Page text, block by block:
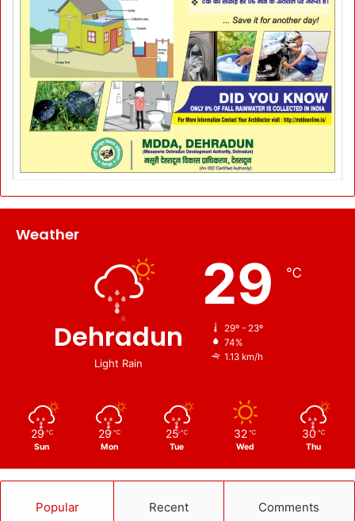
Weather
Dehradun
Light Rain
29 ℃
29º - 23º
74%
1.13 km/h
29 ℃
Sun
29 ℃
Mon
25 ℃
Tue
32 ℃
Wed
30 ℃
Thu
Popular Recent Comments